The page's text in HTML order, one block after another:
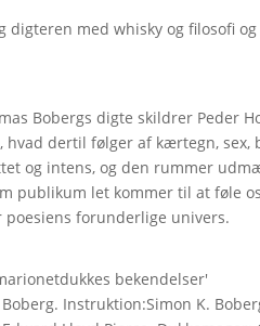
digteren med whisky og filosofi
Bobergs digte skildrer Peder
hvad dertil følger af kærtegn,
og intens, og den rummer
publikum let kommer til at føle
forunderlige univers.
bekendelser'
Instruktion:Simon K.